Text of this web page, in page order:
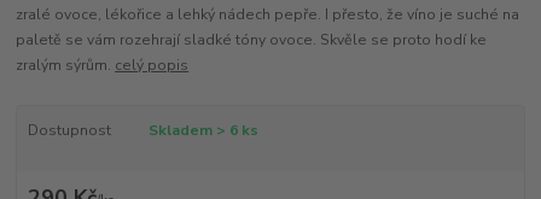
zralé ovoce, lékořice a lehký nádech pepře. I přesto, že víno je suché na
paletě se vám rozehrají sladké tóny ovoce. Skvěle se proto hodí ke
zralým sýrům. celý popis
Dostupnost Skladem > 6 ks